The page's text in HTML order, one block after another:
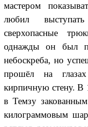
мастером
любил
сверхопасные
однажды он был
небоскреба, но
прошёл на
кирпичную стену. В
в Темзу
килограммовым